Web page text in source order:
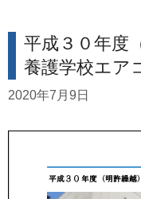
平成３０年度
養護学校エア
2020年7月9日